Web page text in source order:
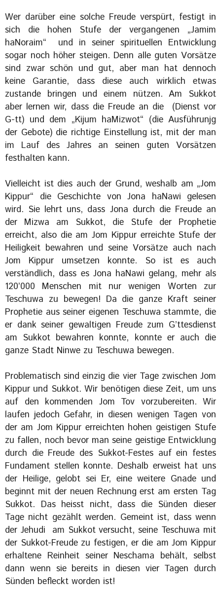
Wer darüber eine solche Freude verspürt, festigt in
sich die hohen Stufe der vergangenen „Jamim
haNoraim“ und in seiner spirituellen Entwicklung
sogar noch höher steigen. Denn alle guten Vorsätze
sind zwar schön und gut, aber man hat dennoch
keine Garantie, dass diese auch wirklich etwas
zustande bringen und einem nützen. Am Sukkot
aber lernen wir, dass die Freude an die (Dienst vor
G-tt) und dem „Kijum haMizwot“ (die Ausführunjg
der Gebote) die richtige Einstellung ist, mit der man
im Lauf des Jahres an seinen guten Vorsätzen
festhalten kann.
Vielleicht ist dies auch der Grund, weshalb am „Jom
Kippur“ die Geschichte von Jona haNawi gelesen
wird. Sie lehrt uns, dass Jona durch die Freude an
der Mizwa am Sukkot, die Stufe der Prophetie
erreicht, also die am Jom Kippur erreichte Stufe der
Heiligkeit bewahren und seine Vorsätze auch nach
Jom Kippur umsetzen konnte. So ist es auch
verständlich, dass es Jona haNawi gelang, mehr als
120’000 Menschen mit nur wenigen Worten zur
Teschuwa zu bewegen! Da die ganze Kraft seiner
Prophetie aus seiner eigenen Teschuwa stammte, die
er dank seiner gewaltigen Freude zum G’ttesdienst
am Sukkot bewahren konnte, konnte er auch die
ganze Stadt Ninwe zu Teschuwa bewegen.
Problematisch sind einzig die vier Tage zwischen Jom
Kippur und Sukkot. Wir benötigen diese Zeit, um uns
auf den kommenden Jom Tov vorzubereiten. Wir
laufen jedoch Gefahr, in diesen wenigen Tagen von
der am Jom Kippur erreichten hohen geistigen Stufe
zu fallen, noch bevor man seine geistige Entwicklung
durch die Freude des Sukkot-Festes auf ein festes
Fundament stellen konnte. Deshalb erweist hat uns
der Heilige, gelobt sei Er, eine weitere Gnade und
beginnt mit der neuen Rechnung erst am ersten Tag
Sukkot. Das heisst nicht, dass die Sünden dieser
Tage nicht gezählt werden. Gemeint ist, dass wenn
der Jehudi am Sukkot versucht, seine Teschuwa mit
der Sukkot-Freude zu festigen, er die am Jom Kippur
erhaltene Reinheit seiner Neschama behält, selbst
dann wenn sie bereits in diesen vier Tagen durch
Sünden befleckt worden ist!